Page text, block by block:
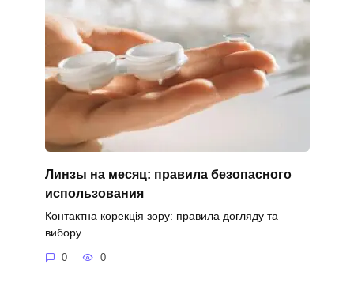
Линзы на месяц: правила безопасного
использования
Контактна корекція зору: правила догляду та
вибору
0 0